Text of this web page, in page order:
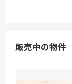
販売中の物件